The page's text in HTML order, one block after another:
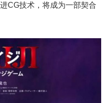
CG技术，将成为一部契合